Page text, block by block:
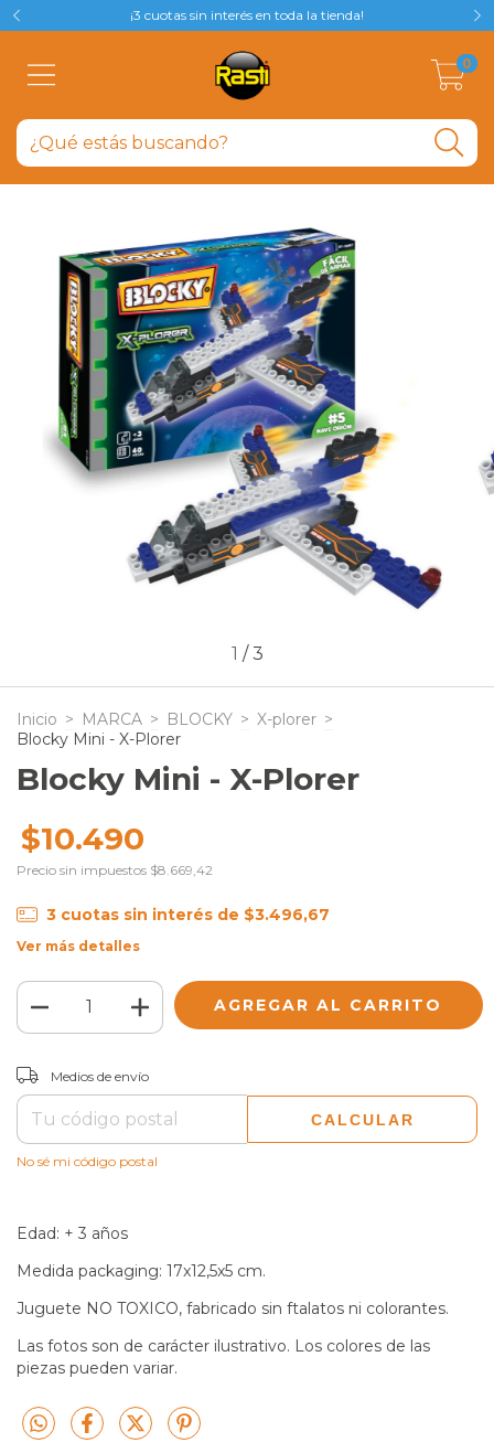
¡3 cuotas sin interés en toda la tienda!
0
1 /3
Inicio > MARCA > BLOCKY > X-plorer >
Blocky Mini - X-Plorer
Blocky Mini - X-Plorer
$10.490
Precio sin impuestos $8.669,42
3 cuotas sin interés de $3.496,67
Ver más detalles
Entregas para el CP:
Medios de envío
CALCULAR
No sé mi código postal
Edad: + 3 años
Medida packaging: 17x12,5x5 cm.
Juguete NO TOXICO, fabricado sin ftalatos ni colorantes.
Las fotos son de carácter ilustrativo. Los colores de las
piezas pueden variar.